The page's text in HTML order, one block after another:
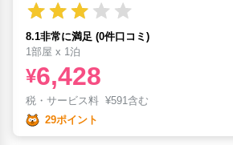
8.1非常に満足 (0件口コミ)
1部屋 x 1泊
¥6,428
税・サービス料 ¥591含む
29ポイント